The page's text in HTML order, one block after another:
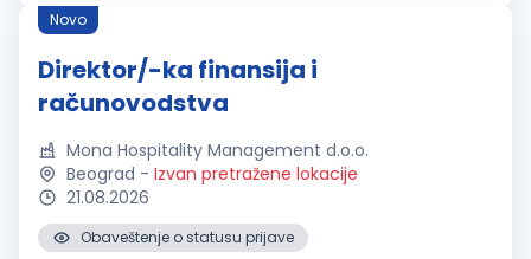
Finance Directo...
Novo
Direktor/-ka finansija i
računovodstva
Mona Hospitality Management d.o.o.
Beograd - Izvan pretražene lokacije
21.08.2026
Obaveštenje o statusu prijave